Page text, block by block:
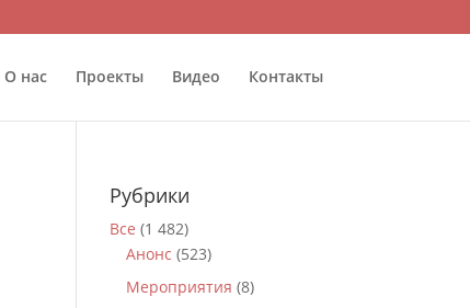
О нас Проекты Видео Контакты
Рубрики
Все (1 482)
Анонс (523)
Мероприятия (8)